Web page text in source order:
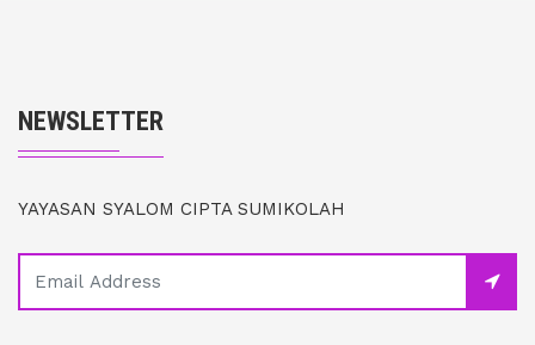
NEWSLETTER
YAYASAN SYALOM CIPTA SUMIKOLAH